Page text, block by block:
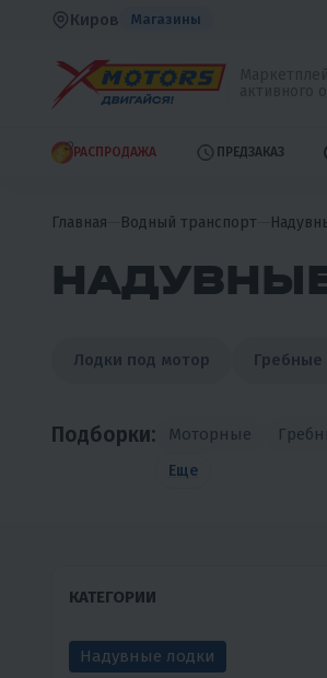
Киров Магазины
РАСПРОДАЖА ПРЕДЗАКАЗ
Главная Водный транспорт
Лодки под мотор Гребные
Подборки: Моторные
Еще
КАТЕГОРИИ
Надувные лодки